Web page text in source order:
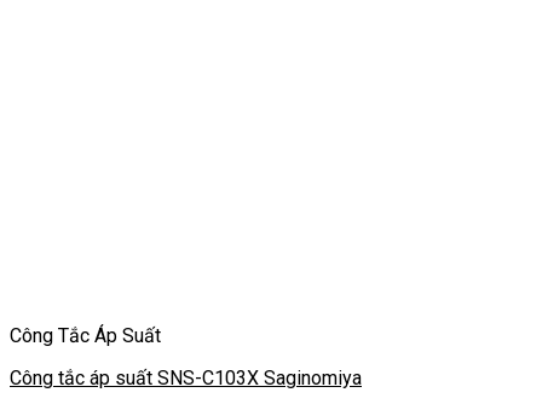
Công Tắc Áp Suất
Công tắc áp suất SNS-C103X Saginomiya